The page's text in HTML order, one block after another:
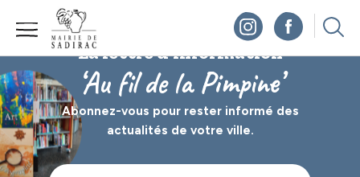
La lettre d’information
‘Au fil de la Pimpine’
Abonnez-vous pour rester informé des
actualités de votre ville.
Panneau de gestion des cookies